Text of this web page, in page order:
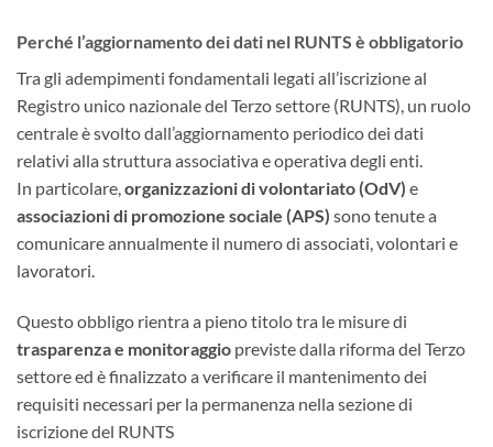
Perché l’aggiornamento dei dati nel RUNTS è obbligatorio
Tra gli adempimenti fondamentali legati all’iscrizione al
Registro unico nazionale del Terzo settore (RUNTS), un ruolo
centrale è svolto dall’aggiornamento periodico dei dati
relativi alla struttura associativa e operativa degli enti.
In particolare,organizzazioni di volontariato (OdV) e
associazioni di promozione sociale (APS) sono tenute a
comunicare annualmente il numero di associati, volontari e
lavoratori.
Questo obbligo rientra a pieno titolo tra le misure di
trasparenza e monitoraggio previste dalla riforma del Terzo
settore ed è finalizzato a verificare il mantenimento dei
requisiti necessari per la permanenza nella sezione di
iscrizione del RUNTS